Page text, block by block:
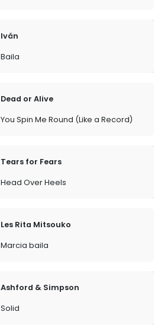
Iván
Baila
Dead or Alive
You Spin Me Round (Like a Record)
Tears for Fears
Head Over Heels
Les Rita Mitsouko
Marcia baila
Ashford & Simpson
Solid